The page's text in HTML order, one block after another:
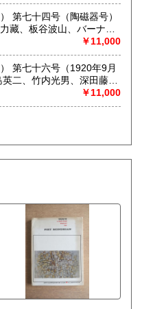
も含め、ありのままを正
補足し、判断材料を揃え
、販売後もアーカイブと
っています。
値する空気を宿した本
第七十四号（陶磁器号）
藏、板谷波山、バーナー
￥11,000
第七十六号（1920年9月
￥11,000